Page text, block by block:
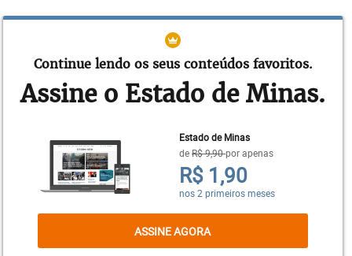
"Muitos opositores ao regime militar receberam
polpudas indenizações e salários vitalícios durante
muitos anos, tempo de sobra para se ajustar, se
adequar à nova realidade, sobreviver do seu
próprio trabalho. Hoje, no país em crise, as
da hora de extinguir esse tipo de pensão vitalícia.
Só depende de o Poder Legislativo mostrar serviço.
É muita grana envolvida que poderá ser utilizada
Continue lendo os seus conteúdos favoritos.
Assine o Estado de Minas.
Estado de Minas
deR$ 9,90por apenas
R$ 1,90
nos 2 primeiros meses
ASSINE AGORA